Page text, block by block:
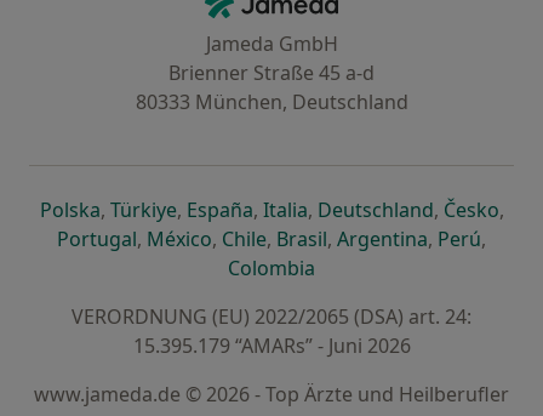
Jameda GmbH
Brienner Straße 45 a-d
80333 München, Deutschland
Polskaöffnet in einer neuen Registerkarte
, Türkiyeöffnet in einer neuen Registerkarte
, Españaöffnet in einer neuen
, Italiaöffnet in einer neuen
, Deutschlandöffnet in
, Česko,
Portugalöffnet in einer neuen Registerkarte
, Méxicoöffnet in einer neuen Registerkarte
, Chileöffnet in einer neuen
, Brasilöffnet in einer neuen
, Argentinaöffnet in
, Perúöffnet
,
Colombia
VERORDNUNG (EU) 2022/2065 (DSA) art. 24:
15.395.179 “AMARs” - Juni 2026
www.jameda.de © 2026 - Top Ärzte und Heilberufler